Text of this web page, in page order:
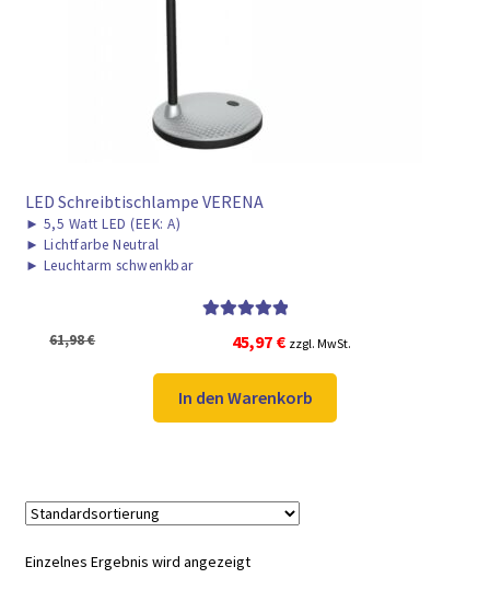
► VERSANDARTEN
LED Schreibtischlampe VERENA
► 5,5 Watt LED (EEK: A)
► Lichtfarbe Neutral
► Leuchtarm schwenkbar
von 5
61,98€
Ursprünglicher
Preis
war:
61,98 €
45,97 €Aktueller
Preis
ist:
45,97 €.
zzgl. MwSt.
In den Warenkorb
Einzelnes Ergebnis wird angezeigt